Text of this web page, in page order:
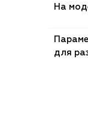
На
для